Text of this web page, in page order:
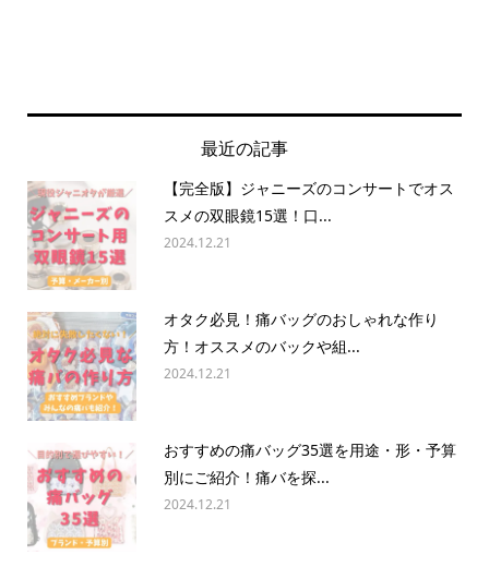
最近の記事
【完全版】ジャニーズのコンサートでオス
スメの双眼鏡15選！口...
2024.12.21
オタク必見！痛バッグのおしゃれな作り
方！オススメのバックや組...
2024.12.21
おすすめの痛バッグ35選を用途・形・予算
別にご紹介！痛バを探...
2024.12.21